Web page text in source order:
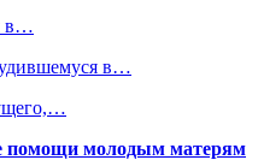
в…
в…
помощи молодым матерям